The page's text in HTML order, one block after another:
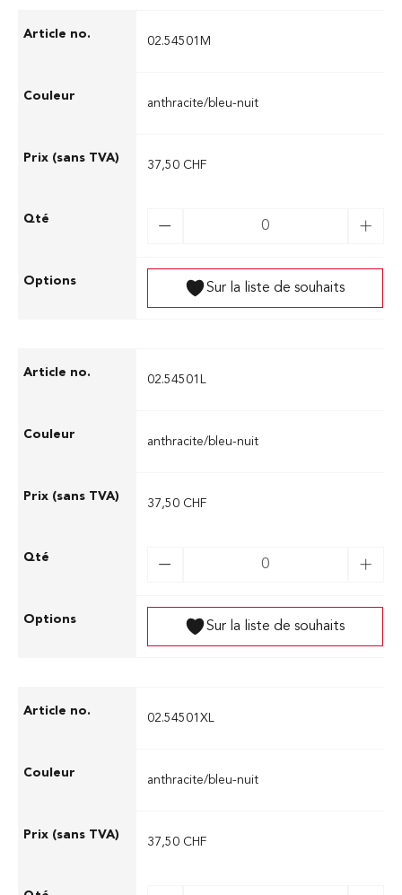
02.54501M
anthracite/bleu-nuit
37,50 CHF
Sur la liste de souhaits
02.54501L
anthracite/bleu-nuit
37,50 CHF
Sur la liste de souhaits
02.54501XL
anthracite/bleu-nuit
37,50 CHF